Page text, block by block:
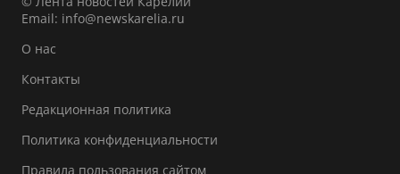
Email: info@newskarelia.ru
О нас
Контакты
Редакционная политика
Политика конфиденциальности
Правила пользования сайтом